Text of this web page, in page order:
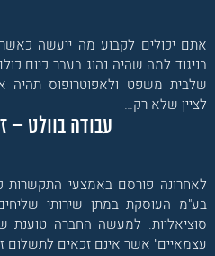
אתם יכולים לקבוע מה ייעשה
בניגוד למה שהיה נהוג בעבר כיום
שלבית משפט ולאפוטרופוס תהיה
לציין שלא רק…
עבודה בוולט –
לאחרונה פורסם באמצעי התקשרות
בע"מ העוסקת במתן שירותי
סוציאליות. למעשה החברה טוענת
עצמאיים" אשר אינם זכאים לתשלום